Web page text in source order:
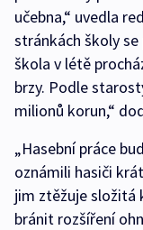
učebna,“ uvedla
stránkách školy
škola v létě
brzy. Podle
milionů korun,“
„Hasební práce
oznámili hasiči
jim ztěžuje složitá
bránit rozšíření